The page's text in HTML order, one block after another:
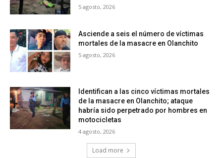
5 agosto, 2026
Asciende a seis el número de víctimas
mortales de la masacre en Olanchito
5 agosto, 2026
Identifican a las cinco víctimas mortales
de la masacre en Olanchito; ataque
habría sido perpetrado por hombres en
motocicletas
4 agosto, 2026
Load more